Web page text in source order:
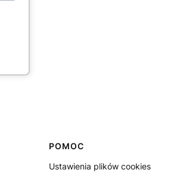
POMOC
Ustawienia plików cookies